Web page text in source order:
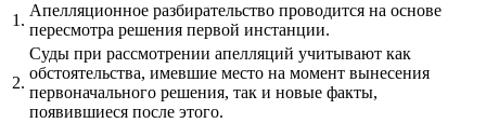
1.
Апелляционное разбирательство проводится на основе
пересмотра решения первой инстанции.
2.
Суды при рассмотрении апелляций учитывают как
обстоятельства, имевшие место на момент вынесения
первоначального решения, так и новые факты,
появившиеся после этого.